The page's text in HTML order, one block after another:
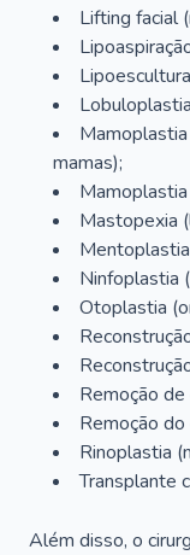
Lifting facial
mamas);
Mastopexia
Ninfoplastia
Otoplastia
Remoção
Remoção
Rinoplastia
Transplante
Além disso, o